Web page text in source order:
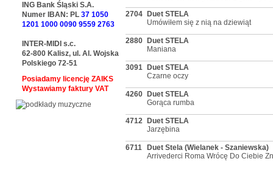
2704
Duet STELA
Umówiłem się z nią na dziewiąt
2880
Duet STELA
Maniana
3091
Duet STELA
Czarne oczy
4260
Duet STELA
Gorąca rumba
4712
Duet STELA
Jarzębina
6711
Duet Stela (Wielanek - Szaniewska)
Arrivederci Roma Wrócę Do Ciebie
ING Bank Śląski S.A.
Numer IBAN: PL 37 1050
1201 1000 0090 9559 2763
INTER-MIDI s.c.
62-800 Kalisz, ul. Al. Wojska
Polskiego 72-51
Posiadamy licencję ZAIKS
Wystawiamy faktury VAT